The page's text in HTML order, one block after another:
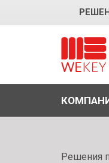
Решения